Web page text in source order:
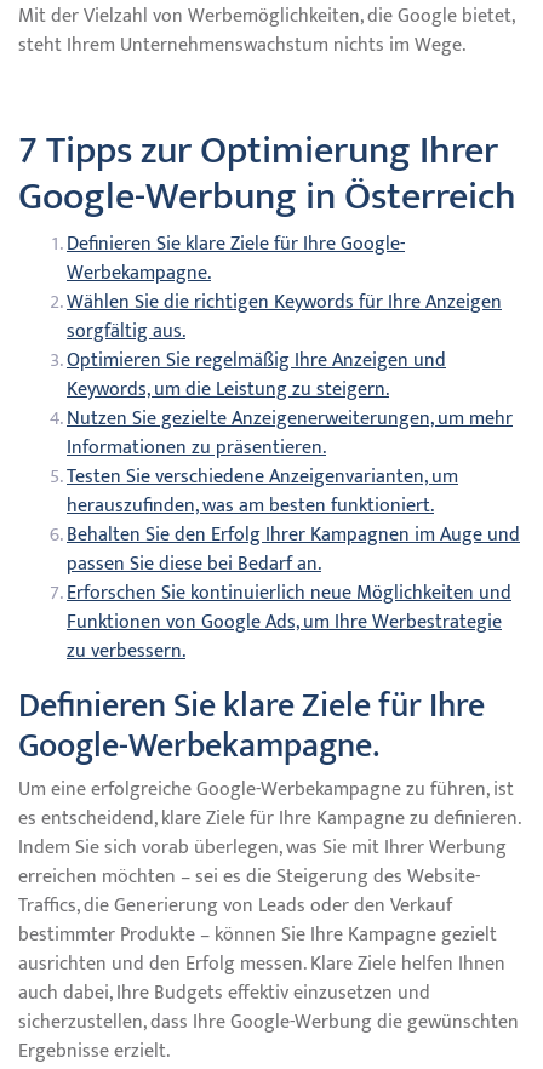
Mit der Vielzahl von Werbemöglichkeiten, die Google bietet,
steht Ihrem Unternehmenswachstum nichts im Wege.
7 Tipps zur Optimierung Ihrer
Google-Werbung in Österreich
Definieren Sie klare Ziele für Ihre Google-
Werbekampagne.
Wählen Sie die richtigen Keywords für Ihre Anzeigen
sorgfältig aus.
Optimieren Sie regelmäßig Ihre Anzeigen und
Keywords, um die Leistung zu steigern.
Nutzen Sie gezielte Anzeigenerweiterungen, um mehr
Informationen zu präsentieren.
Testen Sie verschiedene Anzeigenvarianten, um
herauszufinden, was am besten funktioniert.
Behalten Sie den Erfolg Ihrer Kampagnen im Auge und
passen Sie diese bei Bedarf an.
Erforschen Sie kontinuierlich neue Möglichkeiten und
Funktionen von Google Ads, um Ihre Werbestrategie
zu verbessern.
Definieren Sie klare Ziele für Ihre
Google-Werbekampagne.
Um eine erfolgreiche Google-Werbekampagne zu führen, ist
es entscheidend, klare Ziele für Ihre Kampagne zu definieren.
Indem Sie sich vorab überlegen, was Sie mit Ihrer Werbung
erreichen möchten – sei es die Steigerung des Website-
Traffics, die Generierung von Leads oder den Verkauf
bestimmter Produkte – können Sie Ihre Kampagne gezielt
ausrichten und den Erfolg messen. Klare Ziele helfen Ihnen
auch dabei, Ihre Budgets effektiv einzusetzen und
sicherzustellen, dass Ihre Google-Werbung die gewünschten
Ergebnisse erzielt.